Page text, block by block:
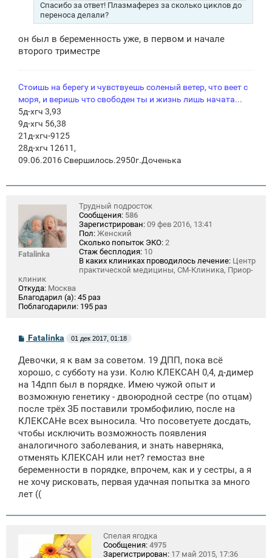
Спасибо за ответ! Плазмаферез за сколько циклов до
переноса делали?
он был в беременность уже, в первом и начале
второго триместре
Стоишь на берегу и чувствуешь соленый ветер, что веет с
моря, и веришь что свободен ты и жизнь лишь начата...
5д-хгч 3,93
9д-хгч 56,38
21д-хгч-9125
28д-хгч 12611,
09.06.2016 Свершилось.2950г.Доченька
Fatalinka
Трудный подросток
Сообщения: 586
Зарегистрирован: 09 фев 2016, 13:41
Пол: Женский
Сколько попыток ЭКО: 2
Стаж бесплодия: 10
В каких клиниках проводилось лечение: Центр
практической медицины, СМ-Клиника, Приор-
клиник
Откуда: Москва
Благодарил (а): 45 раз
Поблагодарили: 195 раз
С
о
б
щ
е
н
и
Fatalinka 01 дек 2017, 01:18
Девочки, я к вам за советом. 19 ДПП, пока всё
хорошо, с субботу на узи. Колю КЛЕКСАН 0,4, д-димер
на 14дпп был в порядке. Имею чужой опыт и
возможную генетику - двоюродной сестре (по отцам)
после трёх ЗБ поставили тромбофилию, после на
КЛЕКСАНе всех выносила. Что посоветуете досдать,
чтобы исключить возможность появления
аналогичного заболевания, и знать наверняка,
отменять КЛЕКСАН или нет? гемостаз вне
беременности в порядке, впрочем, как и у сестры, а я
не хочу рисковать, первая удачная попытка за много
лет ((
Спелая ягодка
Сообщения: 4975
Зарегистрирован: 17 май 2015, 17:36